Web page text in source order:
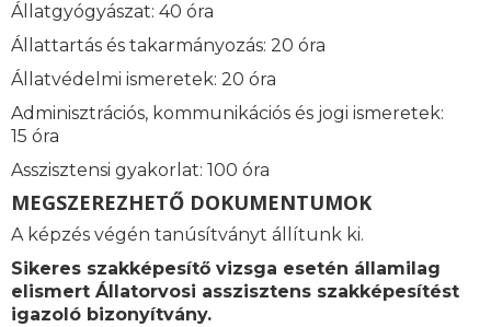
Állatgyógyászat: 40 óra
Állattartás és takarmányozás: 20 óra
Állatvédelmi ismeretek: 20 óra
Adminisztrációs, kommunikációs és jogi ismeretek:
15 óra
Asszisztensi gyakorlat: 100 óra
MEGSZEREZHETŐ DOKUMENTUMOK
A képzés végén tanúsítványt állítunk ki.
Sikeres szakképesítő vizsga esetén államilag
elismert Állatorvosi asszisztens szakképesítést
igazoló bizonyítvány.